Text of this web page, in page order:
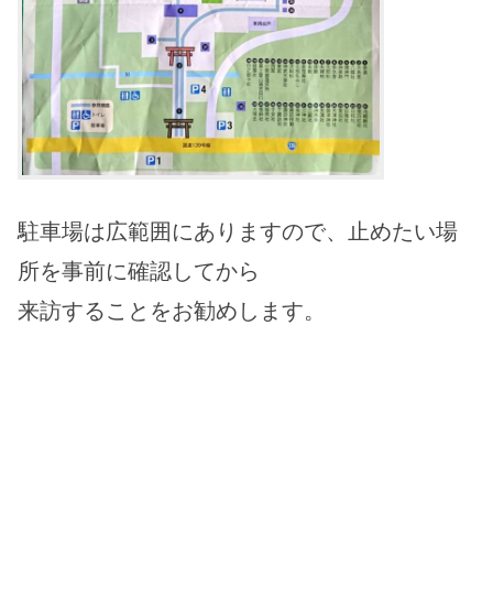
駐車場は広範囲にありますので、止めたい場
所を事前に確認してから
来訪することをお勧めします。